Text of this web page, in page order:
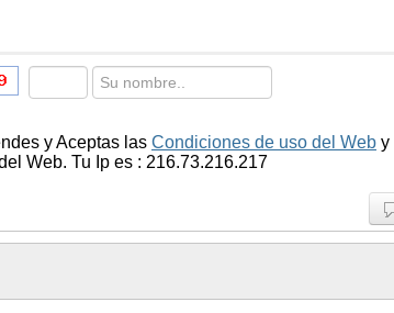
y Aceptas las Condiciones de uso del Web y
Web. Tu Ip es : 216.73.216.217